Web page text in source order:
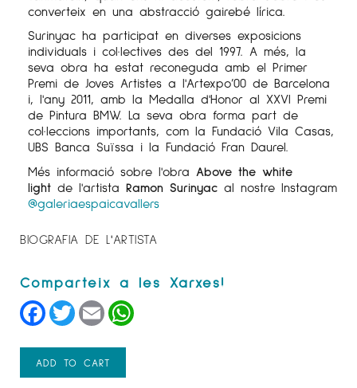
converteix en una abstracció gairebé lírica.
Surinyac ha participat en diverses exposicions
individuals i col·lectives des del 1997. A més, la
seva obra ha estat reconeguda amb el Primer
Premi de Joves Artistes a l'Artexpo’00 de Barcelona
i, l'any 2011, amb la Medalla d'Honor al XXVI Premi
de Pintura BMW. La seva obra forma part de
col·leccions importants, com la Fundació Vila Casas,
UBS Banca Suïssa i la Fundació Fran Daurel.
Més informació sobre l'obra Above the white
light de l'artista Ramon Surinyac al nostre Instagram
@galeriaespaicavallers
BIOGRAFIA DE L'ARTISTA
Facebook
TwitterEmail
ADD TO CART